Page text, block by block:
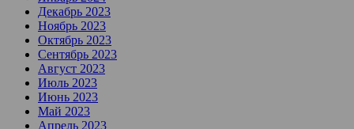
Декабрь 2023
Ноябрь 2023
Октябрь 2023
Сентябрь 2023
Август 2023
Июль 2023
Июнь 2023
Май 2023
Апрель 2023